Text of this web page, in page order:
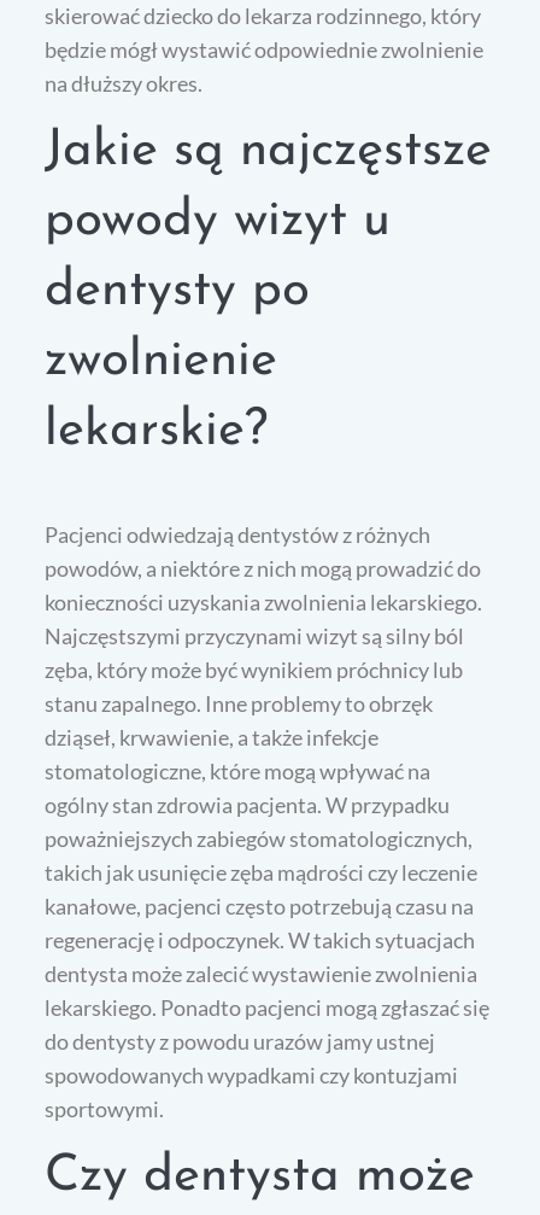
skierować dziecko do lekarza rodzinnego, który
będzie mógł wystawić odpowiednie zwolnienie
na dłuższy okres.
Jakie są najczęstsze
powody wizyt u
dentysty po
zwolnienie
lekarskie?
Pacjenci odwiedzają dentystów z różnych
powodów, a niektóre z nich mogą prowadzić do
konieczności uzyskania zwolnienia lekarskiego.
Najczęstszymi przyczynami wizyt są silny ból
zęba, który może być wynikiem próchnicy lub
stanu zapalnego. Inne problemy to obrzęk
dziąseł, krwawienie, a także infekcje
stomatologiczne, które mogą wpływać na
ogólny stan zdrowia pacjenta. W przypadku
poważniejszych zabiegów stomatologicznych,
takich jak usunięcie zęba mądrości czy leczenie
kanałowe, pacjenci często potrzebują czasu na
regenerację i odpoczynek. W takich sytuacjach
dentysta może zalecić wystawienie zwolnienia
lekarskiego. Ponadto pacjenci mogą zgłaszać się
do dentysty z powodu urazów jamy ustnej
spowodowanych wypadkami czy kontuzjami
sportowymi.
Czy dentysta może